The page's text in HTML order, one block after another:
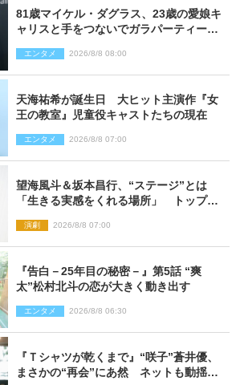
81歳マイケル・ダグラス、23歳の愛娘キ
ャリスと手をつないでガラパーティーに
エンタメ 2026/8/8 08:00
天海祐希が誕生日 大ヒット主演作『女
王の教室』児童役キャストたちの現在
エンタメ 2026/8/8 07:00
望海風斗＆坂本昌行、“ステージ”とは
「生きる実感をくれる場所」 トップを
演劇 2026/8/8 07:00
『告白－25年目の秘密－』第5話 “爽
太”松村北斗の恋が大きく動き出す
エンタメ 2026/8/8 06:30
『Ｔシャツが乾くまで』“咲子”蒼井優、
まさかの“再会”にあ然 ネットも動揺